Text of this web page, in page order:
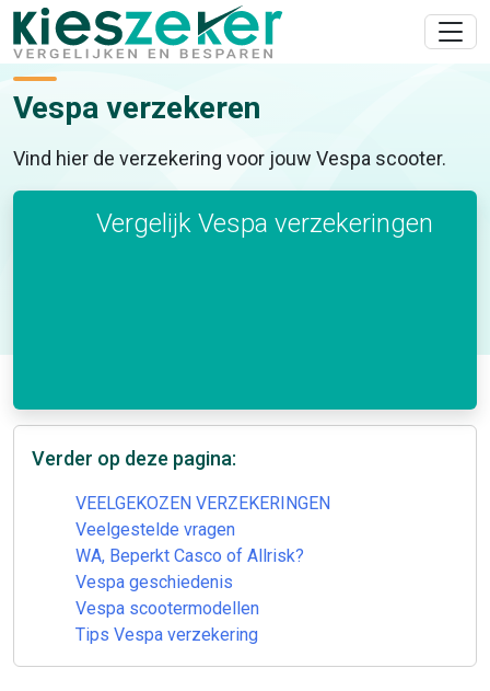
Vespa verzekeren
Vind hier de verzekering voor jouw Vespa scooter.
Vergelijk Vespa verzekeringen
Verder op deze pagina:
VEELGEKOZEN VERZEKERINGEN
Veelgestelde vragen
WA, Beperkt Casco of Allrisk?
Vespa geschiedenis
Vespa scootermodellen
Tips Vespa verzekering